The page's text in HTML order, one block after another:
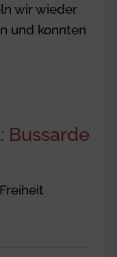
wir wieder
und konnten
Bussarde